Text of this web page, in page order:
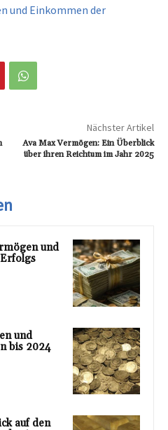
und Einkommen der
Nächster Artikel
Ava Max Vermögen: Ein Überblick
über ihren Reichtum im Jahr 2025
und
und
bis 2024
auf den